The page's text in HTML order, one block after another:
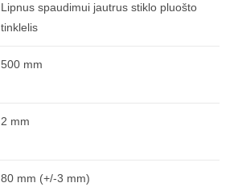
Lipnus spaudimui jautrus stiklo pluošto
tinklelis
500 mm
2 mm
80 mm (+/-3 mm)